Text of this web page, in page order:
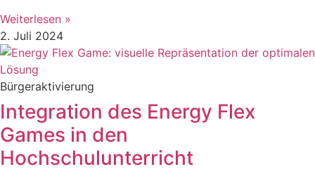
Weiterlesen »
2. Juli 2024
Bürgeraktivierung
Integration des Energy Flex
Games in den
Hochschulunterricht